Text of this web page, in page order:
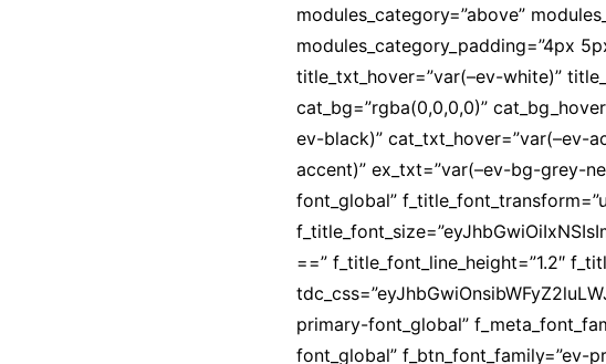
modules_category=”above”
modules_category_padding=”4px
title_txt_hover=”var(–ev-white)”
cat_bg=”rgba(0,0,0,0)”
ev-black)” cat_txt_hover=”var(–ev-
accent)” ex_txt=”var(–ev-bg-grey-
font_global”
==” f_title_font_line_height=”1.2″
primary-font_global”
font_global” f_btn_font_family=”ev-